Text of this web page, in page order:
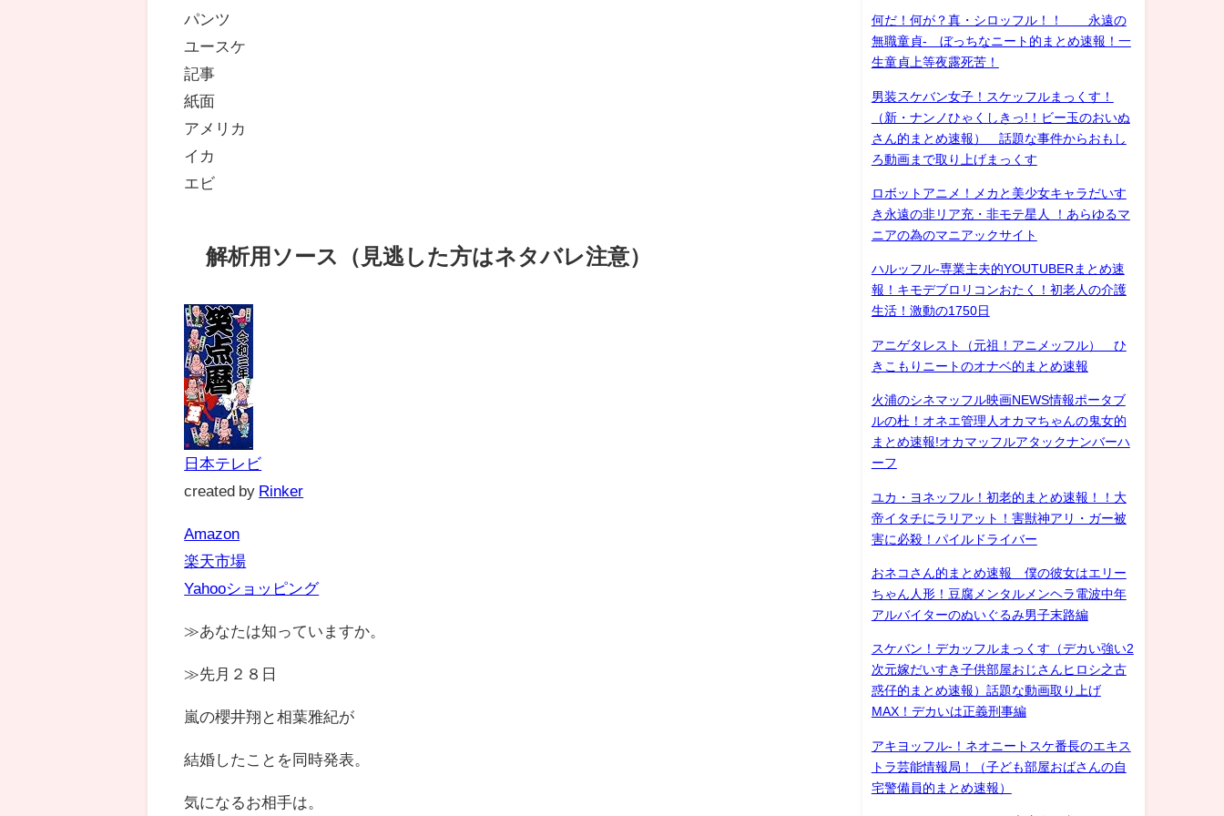
パンツ
ユースケ
記事
紙面
アメリカ
イカ
エビ
解析用ソース（見逃した方はネタバレ注意）
日本テレビ
created by Rinker
Amazon
楽天市場
Yahooショッピング
≫あなたは知っていますか。
≫先月２８日
嵐の櫻井翔と相葉雅紀が
結婚したことを同時発表。
気になるお相手は。
何だ！何が？真・シロッフル！！ 永遠の
無職童貞- ぼっちなニート的まとめ速報！一
生童貞上等夜露死苦！
男装スケバン女子！スケッフルまっくす！
（新・ナンノひゃくしきっ!！ビー玉のおいぬ
さん的まとめ速報） 話題な事件からおもし
ろ動画まで取り上げまっくす
ロボットアニメ！メカと美少女キャラだいす
き永遠の非リア充・非モテ星人 ！あらゆるマ
ニアの為のマニアックサイト
ハルッフル-専業主夫的YOUTUBERまとめ速
報！キモデブロリコンおたく！初老人の介護
生活！激動の1750日
アニゲタレスト（元祖！アニメッフル） ひ
きこもりニートのオナベ的まとめ速報
火浦のシネマッフル映画NEWS情報ポータブ
ルの杜！オネエ管理人オカマちゃんの鬼女的
まとめ速報!オカマッフルアタックナンバーハ
ーフ
ユカ・ヨネッフル！初老的まとめ速報！！大
帝イタチにラリアット！害獣神アリ・ガー被
害に必殺！パイルドライバー
おネコさん的まとめ速報 僕の彼女はエリー
ちゃん人形！豆腐メンタルメンヘラ電波中年
アルバイターのぬいぐるみ男子末路編
スケバン！デカッフルまっくす（デカい強い2
次元嫁だいすき子供部屋おじさんヒロシ之古
惑仔的まとめ速報）話題な動画取り上げ
MAX！デカいは正義刑事編
アキヨッフル-！ネオニートスケ番長のエキス
トラ芸能情報局！（子ども部屋おばさんの自
宅警備員的まとめ速報）